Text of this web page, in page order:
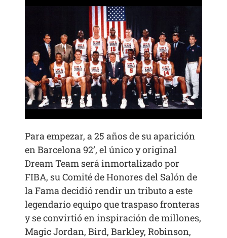
Para empezar, a 25 años de su aparición
en Barcelona 92’, el único y original
Dream Team será inmortalizado por
FIBA, su Comité de Honores del Salón de
la Fama decidió rendir un tributo a este
legendario equipo que traspaso fronteras
y se convirtió en inspiración de millones,
Magic Jordan, Bird, Barkley, Robinson,